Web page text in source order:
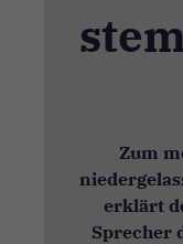
Zum
erklärt
Sprecher